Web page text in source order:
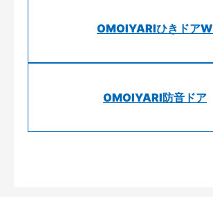
OMOIYARIひきドアW
OMOIYARI防音ドア